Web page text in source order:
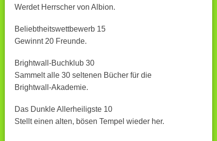
Werdet Herrscher von Albion.
Beliebtheitswettbewerb 15
Gewinnt 20 Freunde.
Brightwall-Buchklub 30
Sammelt alle 30 seltenen Bücher für die
Brightwall-Akademie.
Das Dunkle Allerheiligste 10
Stellt einen alten, bösen Tempel wieder her.